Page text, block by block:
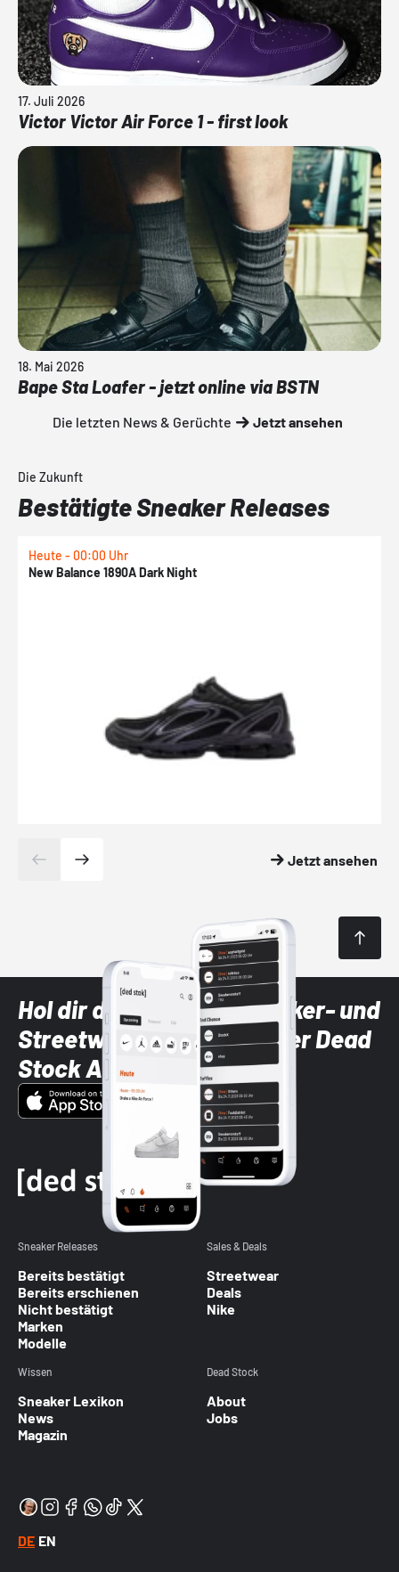
17. Juli 2026
Victor Victor Air Force 1 - first look
18. Mai 2026
Bape Sta Loafer - jetzt online via BSTN
Die letzten News & Gerüchte Jetzt ansehen
Die Zukunft
Bestätigte Sneaker Releases
Heute - 00:00 Uhr
New Balance 1890A Dark Night
Jetzt ansehen
Hol dir die neuesten Sneaker- und
Streetwear-Brands mit der Dead
Stock App
Sneaker Releases
Bereits bestätigt
Bereits erschienen
Nicht bestätigt
Marken
Modelle
Sales & Deals
Streetwear
Deals
Nike
Wissen
Sneaker Lexikon
News
Magazin
Dead Stock
About
Jobs
DE EN